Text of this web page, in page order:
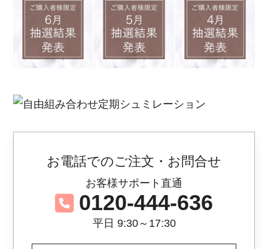
お電話でのご注文・お問合せ
お客様サポート直通
0120-444-636
平日 9:30～17:30